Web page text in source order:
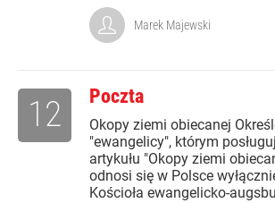
Marek Majewski
Poczta
Okopy ziemi obiecanej
"ewangelicy", którym
artykułu "Okopy ziemi
odnosi się w Polsce
Kościoła ewangelicko-
12